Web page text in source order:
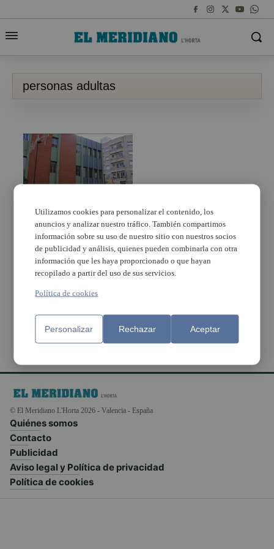
personas adultas
Torrent dota al Centro
de Formación de
Personas Adultas con
las mejores
infraestructuras
tecnológicas y de
comunicación
© El Meridiano L'Horta 2026 - Valencia - España
Quiénes somos
Contacto
Publicidad
Aviso legal y Política de privacidad
Política de cookies
Utilizamos cookies para personalizar el contenido, los
anuncios y analizar nuestro tráfico. También compartimos
información sobre su uso de nuestro sitio con nuestros socios
de publicidad y análisis, quienes pueden combinarla con otra
información que les haya proporcionado o que hayan
recopilado a partir del uso de sus servicios.
Política de cookies
Personalizar Rechazar Aceptar